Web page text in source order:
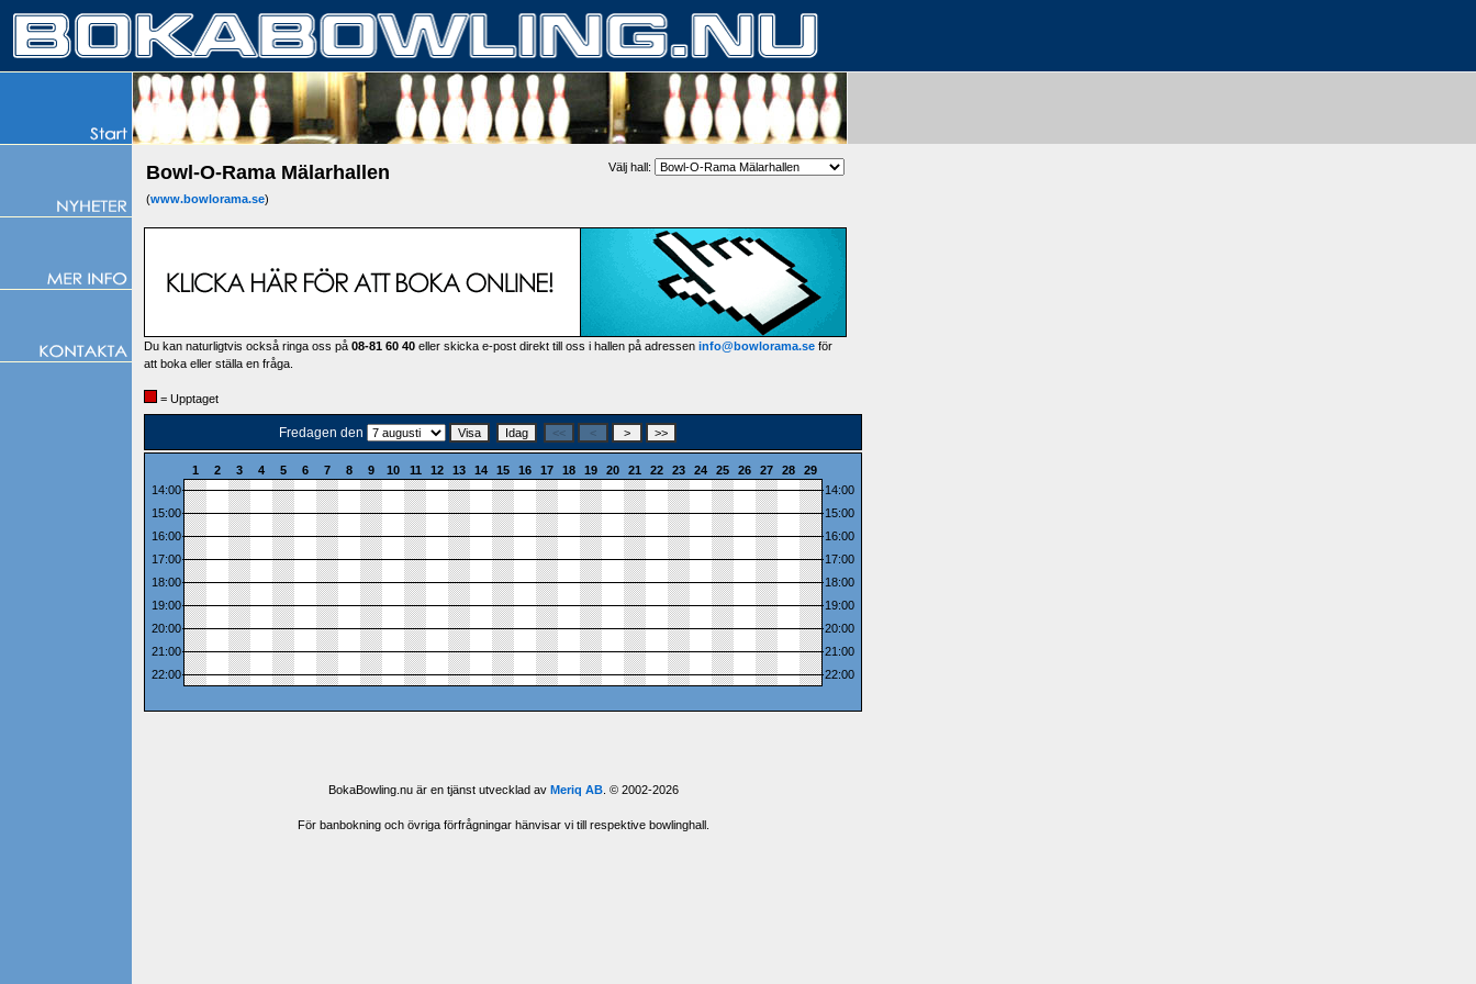
Bowl-O-Rama Mälarhallen Välj hall:
(www.bowlorama.se)
Du kan naturligtvis också ringa oss på 08-81 60 40 eller skicka e-post direkt till oss i hallen på adressen info@bowlorama.se för
att boka eller ställa en fråga.
= Upptaget
Fredagen den
1 2 3 4 5 6 7 8 9 10 11 12 13 14 15 16 17 18 19 20 21 22 23 24 25 26 27 28
29
14:00
15:00
16:00
17:00
18:00
19:00
20:00
21:00
22:00
14:00
15:00
16:00
17:00
18:00
19:00
20:00
21:00
22:00
BokaBowling.nu är en tjänst utvecklad av Meriq AB. © 2002-2026
För banbokning och övriga förfrågningar hänvisar vi till respektive bowlinghall.